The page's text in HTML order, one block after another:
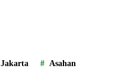
Jakarta Asahan